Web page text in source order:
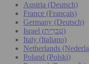
Austria (Deutsch)
France (Français)
Germany (Deutsch)
Israel (עִברִית)
Italy (Italiano)
Netherlands
Poland (Polski)